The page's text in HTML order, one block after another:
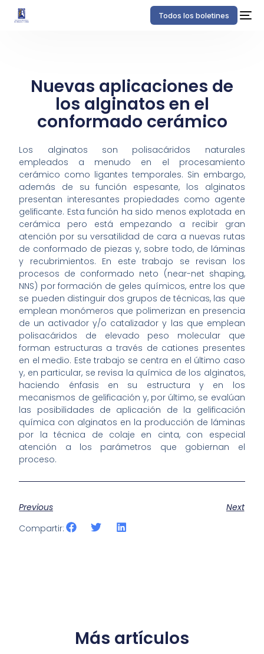
Todos los boletines
Nuevas aplicaciones de
los alginatos en el
conformado cerámico
Los alginatos son polisacáridos naturales
empleados a menudo en el procesamiento
cerámico como ligantes temporales. Sin embargo,
además de su función espesante, los alginatos
presentan interesantes propiedades como agente
gelificante. Esta función ha sido menos explotada en
cerámica pero está empezando a recibir gran
atención por su versatilidad de cara a nuevas rutas
de conformado de piezas y, sobre todo, de láminas
y recubrimientos. En este trabajo se revisan los
procesos de conformado neto (near-net shaping,
NNS) por formación de geles químicos, entre los que
se pueden distinguir dos grupos de técnicas, las que
emplean monómeros que polimerizan en presencia
de un activador y/o catalizador y las que emplean
polisacáridos de elevado peso molecular que
forman estructuras a través de cationes presentes
en el medio. Este trabajo se centra en el último caso
y, en particular, se revisa la química de los alginatos,
haciendo énfasis en su estructura y en los
mecanismos de gelificación y, por último, se evalúan
las posibilidades de aplicación de la gelificación
química con alginatos en la producción de láminas
por la técnica de colaje en cinta, con especial
atención a los parámetros que gobiernan el
proceso.
Previous
Next
Compartir:
Más artículos